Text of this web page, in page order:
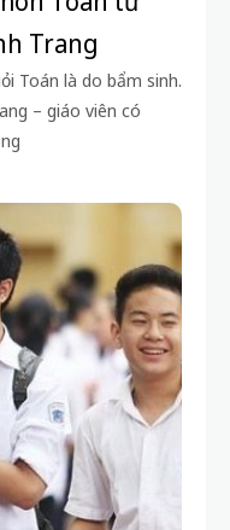
Trang
Toán là do bẩm sinh.
– giáo viên có